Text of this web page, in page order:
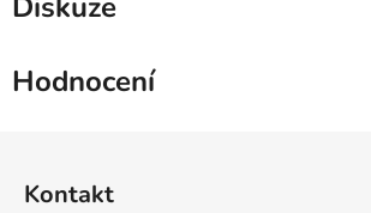
Hodnocení
Kontakt